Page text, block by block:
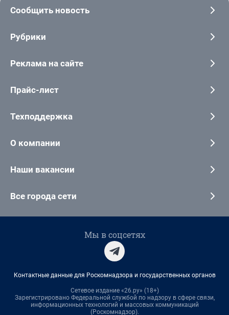
Сообщить новость
Рубрики
Реклама на сайте
Прайс-лист
Техподдержка
О компании
Наши вакансии
Все города сети
Мы в соцсетях
Контактные данные для Роскомнадзора и государственных органов
Сетевое издание «26.ру» (18+)
Зарегистрировано Федеральной службой по надзору в сфере связи,
информационных технологий и массовых коммуникаций
(Роскомнадзор).